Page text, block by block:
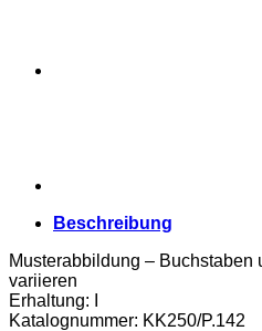
Bahnviadukt
Beschreibung
Musterabbildung – Buchstaben
variieren
Erhaltung: I
Katalognummer: KK250/P.142